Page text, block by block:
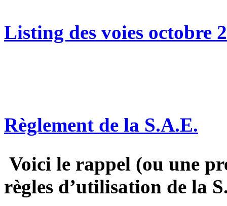
Listing des voies octobre
Règlement de la S.A.E.
Voici le rappel (ou une
règles d’utilisation de la